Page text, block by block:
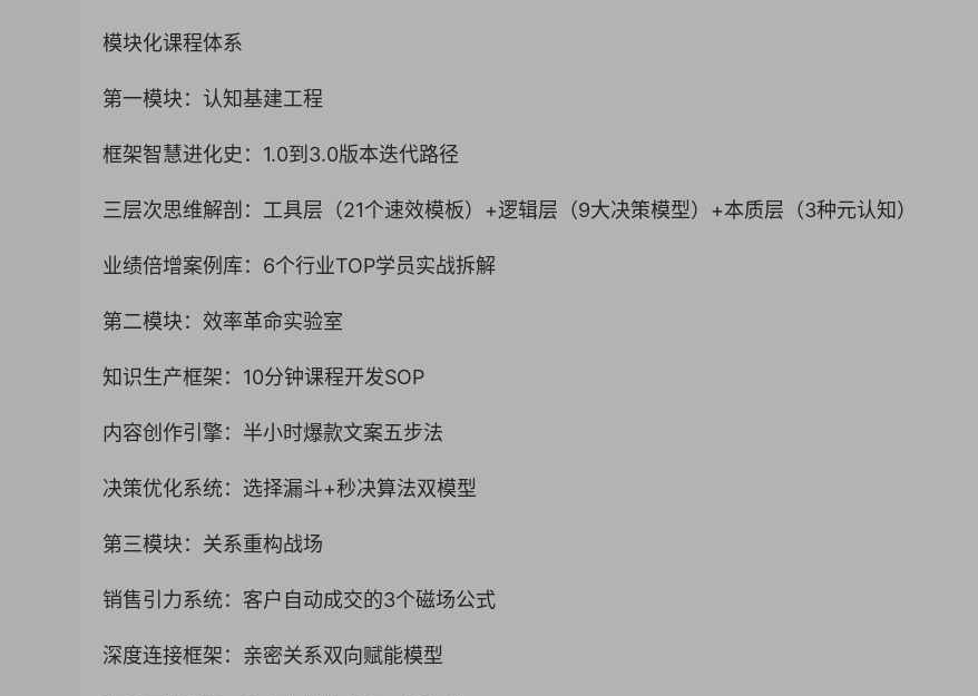
模块化课程体系
第一模块：认知基建工程
框架智慧进化史：1.0到3.0版本迭代路径
三层次思维解剖：工具层（21个速效模板）+逻辑层（9大决策模型）+本质层（3种元认知）
业绩倍增案例库：6个行业TOP学员实战拆解
第二模块：效率革命实验室
知识生产框架：10分钟课程开发SOP
内容创作引擎：半小时爆款文案五步法
决策优化系统：选择漏斗+秒决算法双模型
第三模块：关系重构战场
销售引力系统：客户自动成交的3个磁场公式
深度连接框架：亲密关系双向赋能模型